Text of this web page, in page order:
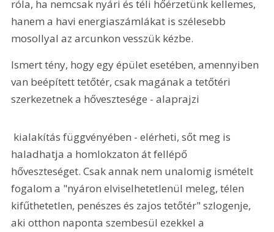
róla, ha nemcsak nyári és téli hőérzetünk kellemes,
hanem a havi energiaszámlákat is szélesebb
mosollyal az arcunkon vesszük kézbe.
Ismert tény, hogy egy épület esetében, amennyiben
van beépített tetőtér, csak magának a tetőtéri
szerkezetnek a hővesztesége - alaprajzi
haladhatja a homlokzaton át fellépő
hőveszteséget. Csak annak nem unalomig ismételt
fogalom a "nyáron elviselhetetlenül meleg, télen
kifűthetetlen, penészes és zajos tetőtér" szlogenje,
aki otthon naponta szembesül ezekkel a